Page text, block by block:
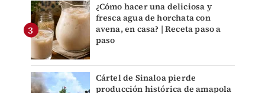
¿Cómo hacer una deliciosa y
fresca agua de horchata con
avena, en casa? | Receta paso a
paso
Cártel de Sinaloa pierde
producción histórica de amapola